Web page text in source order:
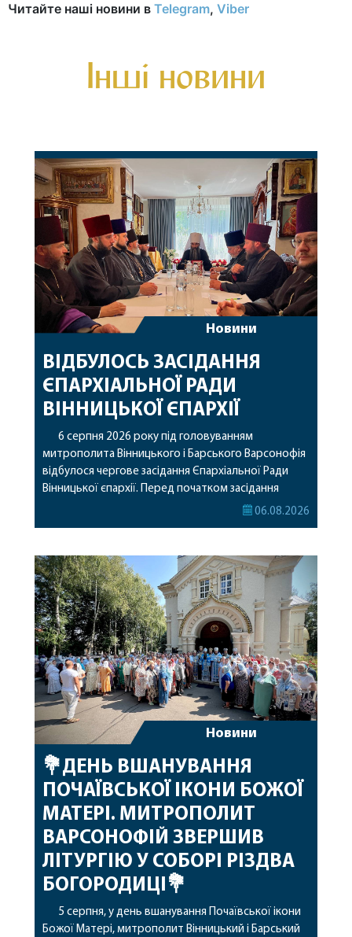
Читайте наші новини в Telegram, Viber
Інші новини
Новини
ВІДБУЛОСЬ ЗАСІДАННЯ
ЄПАРХІАЛЬНОЇ РАДИ
ВІННИЦЬКОЇ ЄПАРХІЇ
6 серпня 2026 року під головуванням
митрополита Вінницького і Барського Варсонофія
відбулося чергове засідання Єпархіальної Ради
Вінницької єпархії. Перед початком засідання
секретар Єпархіальної Ради від імені членів Ради
побажавши йому міцного здоров’я, Божої
допомоги, миру, духовної радості та
благословенних успіхів у подальшому
архіпастирському служінні. […]
06.08.2026
Новини
💐ДЕНЬ ВШАНУВАННЯ
ПОЧАЇВСЬКОЇ ІКОНИ БОЖОЇ
МАТЕРІ. МИТРОПОЛИТ
ВАРСОНОФІЙ ЗВЕРШИВ
ЛІТУРГІЮ У СОБОРІ РІЗДВА
БОГОРОДИЦІ💐
5 серпня, у день вшанування Почаївської ікони
Божої Матері, митрополит Вінницький і Барський